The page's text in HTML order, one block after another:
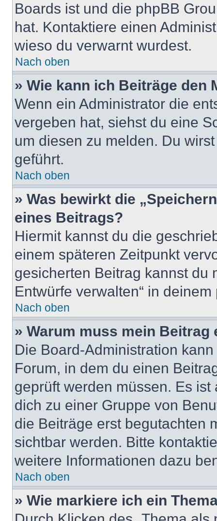
Boards ist und die phpBB
hat. Kontaktiere einen
wieso du verwarnt wurdest.
Nach oben
» Wie kann ich Beiträge den
Wenn ein Administrator die
vergeben hat, siehst du eine
um diesen zu melden. Du
geführt.
Nach oben
» Was bewirkt die
eines Beitrags?
Hiermit kannst du die
einem späteren Zeitpunkt
gesicherten Beitrag kannst du
Entwürfe verwalten“ in
Nach oben
» Warum muss mein
Die Board-Administration
Forum, in dem du einen
geprüft werden müssen. Es
dich zu einer Gruppe von
die Beiträge erst begutachten
sichtbar werden. Bitte
weitere Informationen dazu
Nach oben
» Wie markiere ich ein